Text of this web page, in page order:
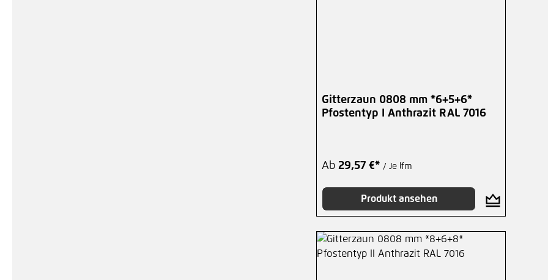
Gitterzaun 0808 mm *6+5+6*
Pfostentyp I Anthrazit RAL 7016
Ab 29,57 €* / Je lfm
Produkt ansehen